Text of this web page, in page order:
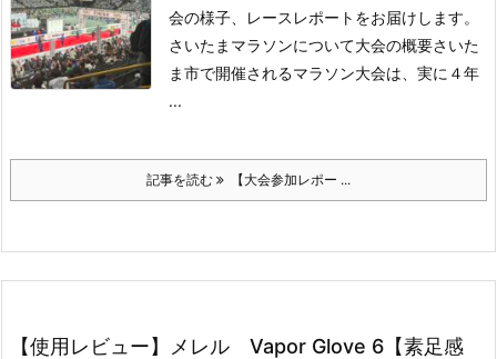
会の様子、レースレポートをお届けします。
さいたまマラソンについて大会の概要さいた
ま市で開催されるマラソン大会は、実に４年
...
記事を読む 【大会参加レポー ...
【使用レビュー】メレル Vapor Glove 6【素足感